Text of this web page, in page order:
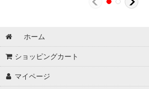
ホーム
ショッピングカート
マイページ